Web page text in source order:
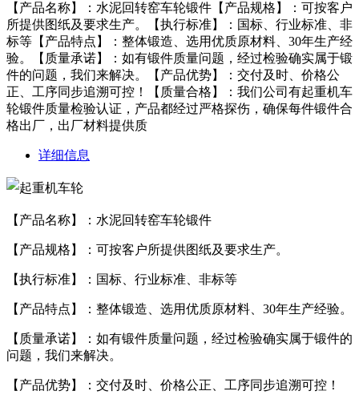
【产品名称】：水泥回转窑车轮锻件【产品规格】：可按客户
所提供图纸及要求生产。【执行标准】：国标、行业标准、非
标等【产品特点】：整体锻造、选用优质原材料、30年生产经
验。【质量承诺】：如有锻件质量问题，经过检验确实属于锻
件的问题，我们来解决。【产品优势】：交付及时、价格公
正、工序同步追溯可控！【质量合格】：我们公司有起重机车
轮锻件质量检验认证，产品都经过严格探伤，确保每件锻件合
格出厂，出厂材料提供质
详细信息
【产品名称】：水泥回转窑车轮锻件
【产品规格】：可按客户所提供图纸及要求生产。
【执行标准】：国标、行业标准、非标等
【产品特点】：整体锻造、选用优质原材料、30年生产经验。
【质量承诺】：如有锻件质量问题，经过检验确实属于锻件的
问题，我们来解决。
【产品优势】：交付及时、价格公正、工序同步追溯可控！